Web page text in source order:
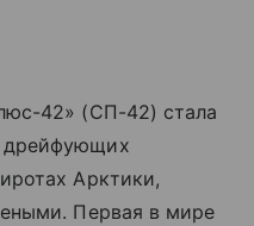
42» (СП-42) стала
дрейфующих
Арктики,
Первая в мире